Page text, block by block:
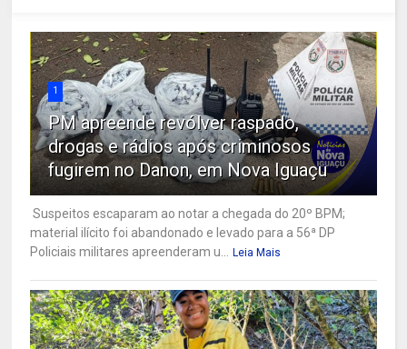
1
PM apreende revólver raspado,
drogas e rádios após criminosos
fugirem no Danon, em Nova Iguaçu
Suspeitos escaparam ao notar a chegada do 20º BPM;
material ilícito foi abandonado e levado para a 56ª DP
Policiais militares apreenderam u...
Leia Mais